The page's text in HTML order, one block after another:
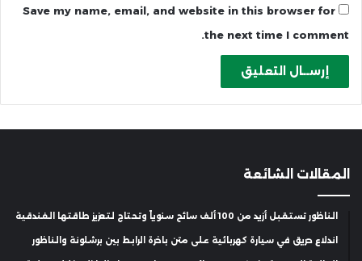
Save my name, email, and website in this browser for
the next time I comment.
المقالات الشائعة
الناظور تستقبل أزيد من 100 ألف سائح سنوياً وتحتاج لتعزيز طاقتها الفندقية
اندلاع حريق في سيارة كهربائية على متن باخرة الرابط بين برشلونة والناظور